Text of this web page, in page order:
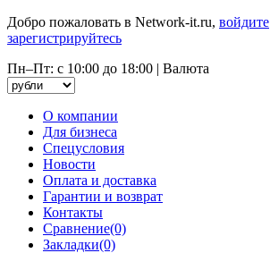
Добро пожаловать в Network-it.ru, войдите
зарегистрируйтесь
Пн–Пт: с 10:00 до 18:00 | Валюта
О компании
Для бизнеса
Спецусловия
Новости
Оплата и доставка
Гарантии и возврат
Контакты
Сравнение(0)
Закладки(0)